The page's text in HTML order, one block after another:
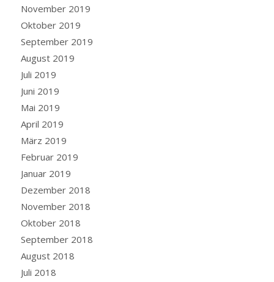
November 2019
Oktober 2019
September 2019
August 2019
Juli 2019
Juni 2019
Mai 2019
April 2019
März 2019
Februar 2019
Januar 2019
Dezember 2018
November 2018
Oktober 2018
September 2018
August 2018
Juli 2018